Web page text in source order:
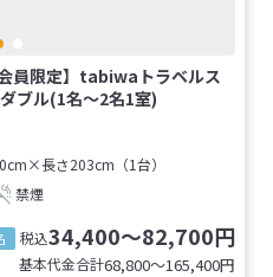
員限定】tabiwaトラベルス
ブル(1名～2名1室)
長さ203cm（1台）
禁煙
税込34,400～82,700円
基本代金合計68,800〜165,400円